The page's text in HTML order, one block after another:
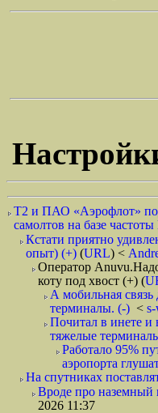
Т2 и ПАО «Аэрофлот»
самолтов на базе
Кстати приятно
опыт) (+) (URL) <
Оператор
коту под хвост (+) (
А мобильная
терминалы. (-) <
Почитал в инете и
тяжелые
Работало 95%
аэропорта
На спутниках
Вроде про наземный
2026 11:37